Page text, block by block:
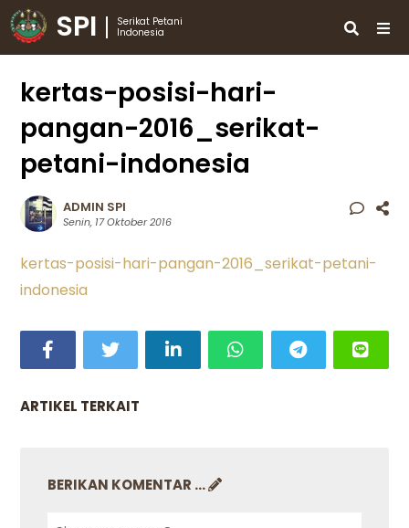
SPI
Serikat Petani
Indonesia
kertas-posisi-hari-
pangan-2016_serikat-
petani-indonesia
ADMIN SPI
Senin, 17 Oktober 2016
kertas-posisi-hari-pangan-2016_serikat-petani-
indonesia
ARTIKEL TERKAIT
BERIKAN KOMENTAR ...